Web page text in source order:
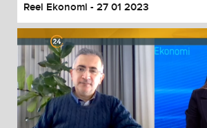
Reel Ekonomi - 27 01 2023